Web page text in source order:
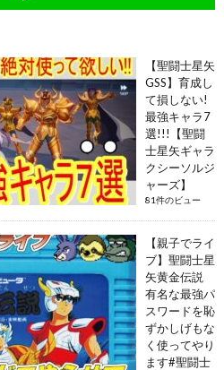
【聖闘士星矢
GSS】育成し
て損しない!
最強キャラ7
選!!!【聖闘
士星矢ギャラ
クシーソルジ
ャーズ】
81件のビュー
【親子でライ
ブ】聖闘士星
矢黄金伝説
有名な最強パ
スワードを恥
ずかしげもな
く使ってやり
ます#聖闘士